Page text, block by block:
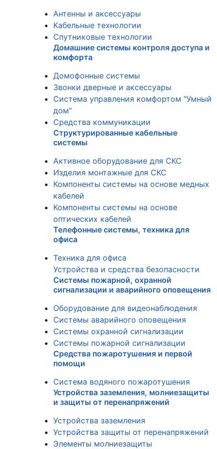
Антенны и аксессуары
Кабельные технологии
Спутниковые технологии
Домашние системы контроля доступа и
комфорта
Домофонные системы
Звонки дверные и аксессуары
Система управления комфортом "Умный
дом"
Средства коммуникации
Структурированные кабельные
системы
Активное оборудование для СКС
Изделия монтажные для СКС
Компоненты системы на основе медных
кабелей
Компоненты системы на основе
оптических кабелей
Телефонные системы, техника для
офиса
Техника для офиса
Устройства и средства безопасности
Системы пожарной, охранной
сигнализации и аварийного оповещения
Оборудование для видеонаблюдения
Системы аварийного оповещения
Системы охранной сигнализации
Системы пожарной сигнализации
Средства пожаротушения и первой
помощи
Система водяного пожаротушения
Устройства заземления, молниезащиты
и защиты от перенапряжений
Устройства заземления
Устройства защиты от перенапряжений
Элементы молниезащиты